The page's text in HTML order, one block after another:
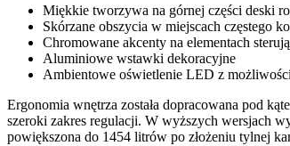
Miękkie tworzywa na górnej części deski
Skórzane obszycia w miejscach częstego
Chromowane akcenty na elementach
Aluminiowe wstawki dekoracyjne
Ambientowe oświetlenie LED z
Ergonomia wnętrza została dopracowana pod
szeroki zakres regulacji. W wyższych wersjach
powiększona do 1454 litrów po złożeniu tylnej